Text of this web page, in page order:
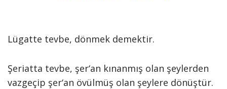
Lügatte tevbe, dönmek demektir.
Şeriatta tevbe, şer‘an kınanmış olan şeylerden
vazgeçip şer‘an övülmüş olan şeylere dönüştür.